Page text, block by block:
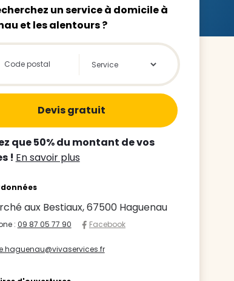
un service à domicile à
et les alentours ?
locator global - Autocompletion
que 50% du montant de vos
! En savoir plus
aux Bestiaux, 67500 Haguenau
: 09 87 05 77 90
Facebook